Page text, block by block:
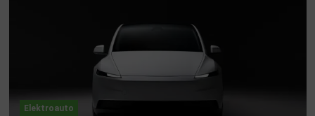
Elektroauto